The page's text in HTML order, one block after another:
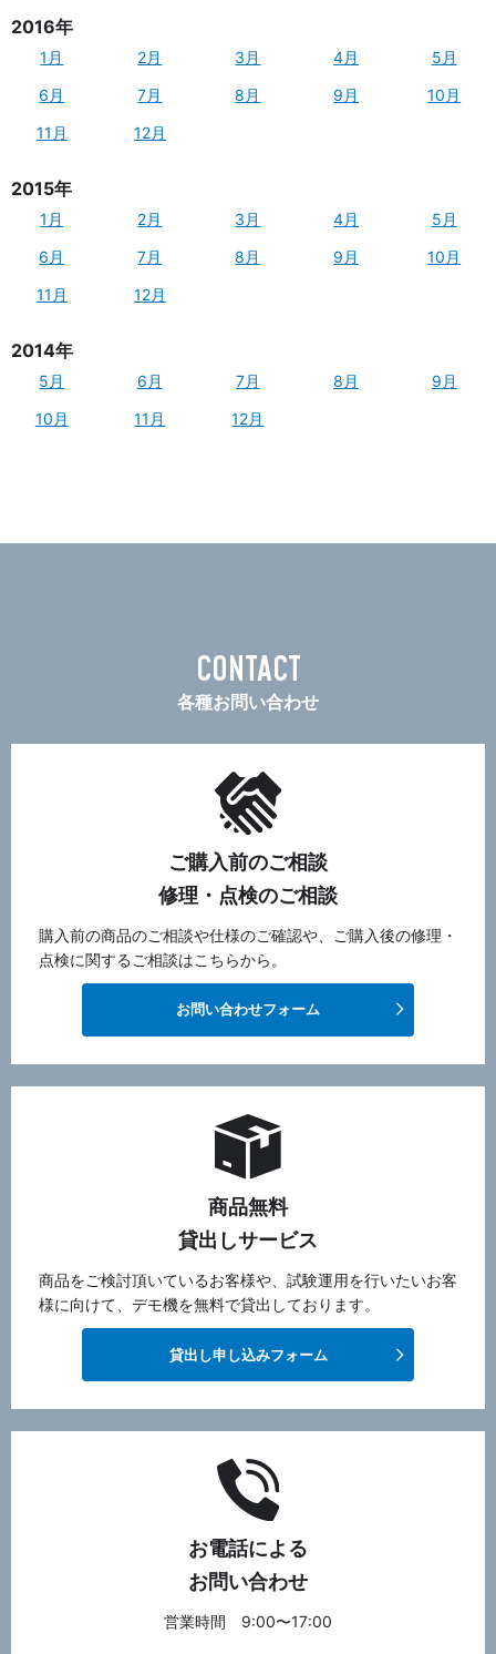
2016年
1月 2月 3月 4月
5月
6月
7月 8月 9月
10月
11月
12月
2015年
1月 2月 3月 4月
5月
6月
7月 8月 9月
10月
11月
12月
2014年
5月 6月 7月 8月
9月
10月
11月 12月
CONTACT
各種お問い合わせ
ご購入前のご相談
修理・点検のご相談
購入前の商品のご相談や仕様のご確認や、ご購入後の修理・
点検に関するご相談はこちらから。
お問い合わせフォーム
商品無料
貸出しサービス
商品をご検討頂いているお客様や、試験運用を行いたいお客
様に向けて、デモ機を無料で貸出しております。
貸出し申し込みフォーム
お電話による
お問い合わせ
営業時間 9:00〜17:00